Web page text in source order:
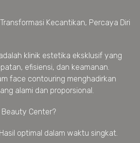
Kecantikan, Percaya Diri
klinik estetika eksklusif yang
efisiensi, dan keamanan.
face contouring menghadirkan
alami dan proporsional.
Beauty Center?
optimal dalam waktu singkat.